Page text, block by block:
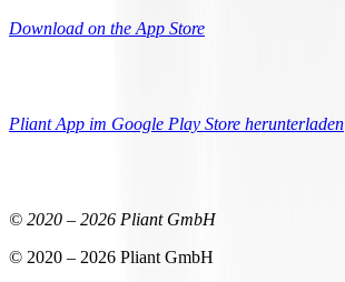
Download on the App Store
Pliant App im Google Play Store herunterladen
© 2020 – 2026 Pliant GmbH
© 2020 – 2026 Pliant GmbH